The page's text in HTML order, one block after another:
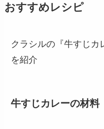
おすすめレシピ
クラシルの『牛すじカ
を紹介
牛すじカレーの材料